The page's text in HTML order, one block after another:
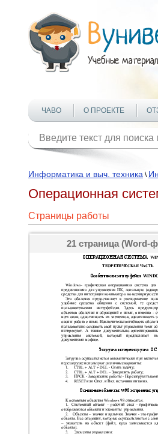
ЧАВО О ПРОЕКТЕ
Информатика и выч. техника \
Операционная
Страницы работы
21 страница (Word-